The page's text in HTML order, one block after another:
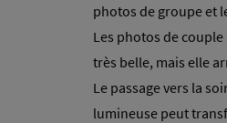
photos de groupe et
Les photos de couple
très belle, mais elle
Le passage vers la
lumineuse peut